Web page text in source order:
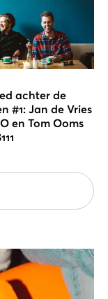
achter de
#1: Jan de Vries
en Tom Ooms